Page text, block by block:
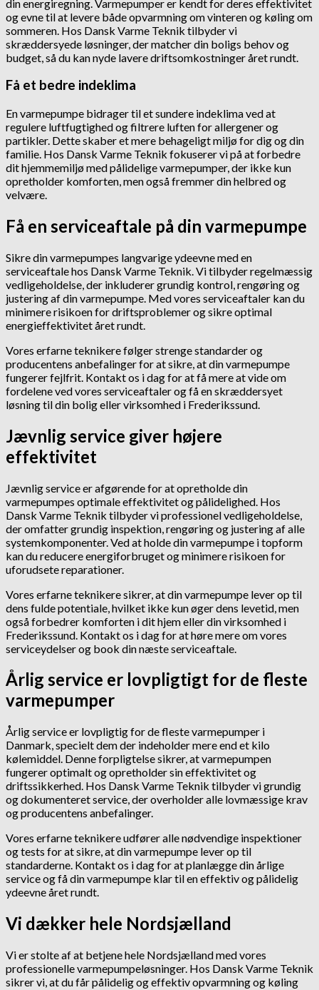
din energiregning. Varmepumper er kendt for deres effektivitet
og evne til at levere både opvarmning om vinteren og køling om
sommeren. Hos Dansk Varme Teknik tilbyder vi
skræddersyede løsninger, der matcher din boligs behov og
budget, så du kan nyde lavere driftsomkostninger året rundt.
Få et bedre indeklima
En varmepumpe bidrager til et sundere indeklima ved at
regulere luftfugtighed og filtrere luften for allergener og
partikler. Dette skaber et mere behageligt miljø for dig og din
familie. Hos Dansk Varme Teknik fokuserer vi på at forbedre
dit hjemmemiljø med pålidelige varmepumper, der ikke kun
opretholder komforten, men også fremmer din helbred og
velvære.
Få en serviceaftale på din varmepumpe
Sikre din varmepumpes langvarige ydeevne med en
serviceaftale hos Dansk Varme Teknik. Vi tilbyder regelmæssig
vedligeholdelse, der inkluderer grundig kontrol, rengøring og
justering af din varmepumpe. Med vores serviceaftaler kan du
minimere risikoen for driftsproblemer og sikre optimal
energieffektivitet året rundt.
Vores erfarne teknikere følger strenge standarder og
producentens anbefalinger for at sikre, at din varmepumpe
fungerer fejlfrit. Kontakt os i dag for at få mere at vide om
fordelene ved vores serviceaftaler og få en skræddersyet
løsning til din bolig eller virksomhed i Frederikssund.
Jævnlig service giver højere
effektivitet
Jævnlig service er afgørende for at opretholde din
varmepumpes optimale effektivitet og pålidelighed. Hos
Dansk Varme Teknik tilbyder vi professionel vedligeholdelse,
der omfatter grundig inspektion, rengøring og justering af alle
systemkomponenter. Ved at holde din varmepumpe i topform
kan du reducere energiforbruget og minimere risikoen for
uforudsete reparationer.
Vores erfarne teknikere sikrer, at din varmepumpe lever op til
dens fulde potentiale, hvilket ikke kun øger dens levetid, men
også forbedrer komforten i dit hjem eller din virksomhed i
Frederikssund. Kontakt os i dag for at høre mere om vores
serviceydelser og book din næste serviceaftale.
Årlig service er lovpligtigt for de fleste
varmepumper
Årlig service er lovpligtig for de fleste varmepumper i
Danmark, specielt dem der indeholder mere end et kilo
kølemiddel. Denne forpligtelse sikrer, at varmepumpen
fungerer optimalt og opretholder sin effektivitet og
driftssikkerhed. Hos Dansk Varme Teknik tilbyder vi grundig
og dokumenteret service, der overholder alle lovmæssige krav
og producentens anbefalinger.
Vores erfarne teknikere udfører alle nødvendige inspektioner
og tests for at sikre, at din varmepumpe lever op til
standarderne. Kontakt os i dag for at planlægge din årlige
service og få din varmepumpe klar til en effektiv og pålidelig
ydeevne året rundt.
Vi dækker hele Nordsjælland
Vi er stolte af at betjene hele Nordsjælland med vores
professionelle varmepumpeløsninger. Hos Dansk Varme Teknik
sikrer vi, at du får pålidelig og effektiv opvarmning og køling